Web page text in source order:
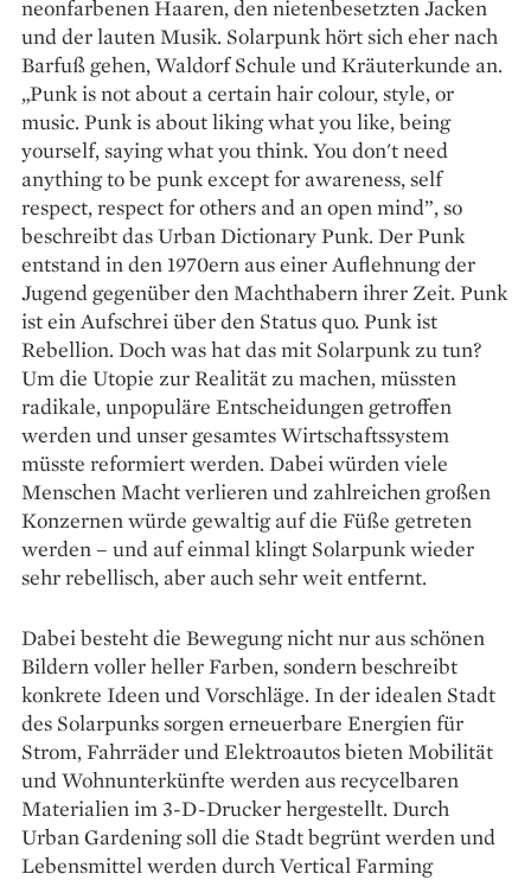
neonfarbenen Haaren, den nietenbesetzten Jacken
und der lauten Musik. Solarpunk hört sich eher nach
Barfuß gehen, Waldorf Schule und Kräuterkunde an.
„Punk is not about a certain hair colour, style, or
music. Punk is about liking what you like, being
yourself, saying what you think. You don't need
anything to be punk except for awareness, self
respect, respect for others and an open mind”, so
beschreibt das Urban Dictionary Punk. Der Punk
entstand in den 1970ern aus einer Auflehnung der
Jugend gegenüber den Machthabern ihrer Zeit. Punk
ist ein Aufschrei über den Status quo. Punk ist
Rebellion. Doch was hat das mit Solarpunk zu tun?
Um die Utopie zur Realität zu machen, müssten
radikale, unpopuläre Entscheidungen getroffen
werden und unser gesamtes Wirtschaftssystem
müsste reformiert werden. Dabei würden viele
Menschen Macht verlieren und zahlreichen großen
Konzernen würde gewaltig auf die Füße getreten
werden – und auf einmal klingt Solarpunk wieder
sehr rebellisch, aber auch sehr weit entfernt.
Dabei besteht die Bewegung nicht nur aus schönen
Bildern voller heller Farben, sondern beschreibt
konkrete Ideen und Vorschläge. In der idealen Stadt
des Solarpunks sorgen erneuerbare Energien für
Strom, Fahrräder und Elektroautos bieten Mobilität
und Wohnunterkünfte werden aus recycelbaren
Materialien im 3-D-Drucker hergestellt. Durch
Urban Gardening soll die Stadt begrünt werden und
Lebensmittel werden durch Vertical Farming